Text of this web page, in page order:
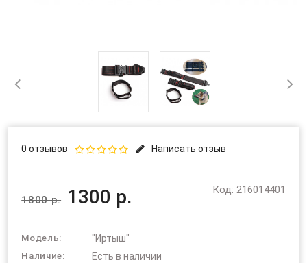
0 отзывов Написать отзыв
Код: 216014401
1800 р.
1300 р.
Модель: "Иртыш"
Наличие: Есть в наличии